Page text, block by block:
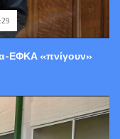
ΕΦΚΑ «πνίγουν»